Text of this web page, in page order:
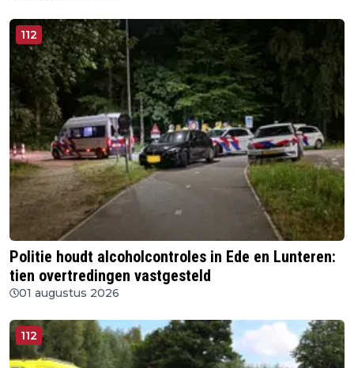
112
Politie houdt alcoholcontroles in Ede en Lunteren:
tien overtredingen vastgesteld
01 augustus 2026
112